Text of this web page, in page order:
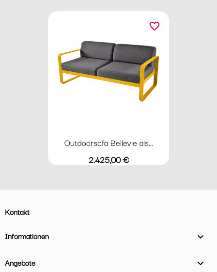
Outdoorsofa Bellevie als...
Preis
2.425,00 €
favorite_border
Kontakt
Informationen 
Angebote 